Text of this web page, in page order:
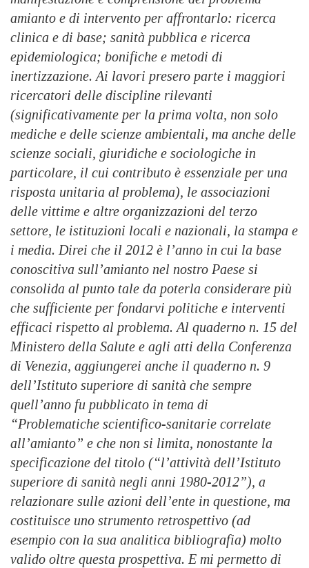
amianto e di intervento per affrontarlo: ricerca
clinica e di base; sanità pubblica e ricerca
epidemiologica; bonifiche e metodi di
inertizzazione. Ai lavori presero parte i maggiori
ricercatori delle discipline rilevanti
(significativamente per la prima volta, non solo
mediche e delle scienze ambientali, ma anche delle
scienze sociali, giuridiche e sociologiche in
particolare, il cui contributo è essenziale per una
risposta unitaria al problema), le associazioni
delle vittime e altre organizzazioni del terzo
settore, le istituzioni locali e nazionali, la stampa e
i media. Direi che il 2012 è l’anno in cui la base
conoscitiva sull’amianto nel nostro Paese si
consolida al punto tale da poterla considerare più
che sufficiente per fondarvi politiche e interventi
efficaci rispetto al problema. Al quaderno n. 15 del
Ministero della Salute e agli atti della Conferenza
di Venezia, aggiungerei anche il quaderno n. 9
dell’Istituto superiore di sanità che sempre
quell’anno fu pubblicato in tema di
“Problematiche scientifico-sanitarie correlate
all’amianto” e che non si limita, nonostante la
specificazione del titolo (“l’attività dell’Istituto
superiore di sanità negli anni 1980-2012”), a
relazionare sulle azioni dell’ente in questione, ma
costituisce uno strumento retrospettivo (ad
esempio con la sua analitica bibliografia) molto
valido oltre questa prospettiva. E mi permetto di